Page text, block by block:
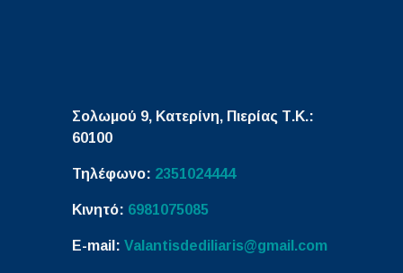
Σολωμού 9, Κατερίνη, Πιερίας Τ.Κ.:
60100
Τηλέφωνο: 2351024444
Κινητό: 6981075085
E-mail: Valantisdediliaris@gmail.com